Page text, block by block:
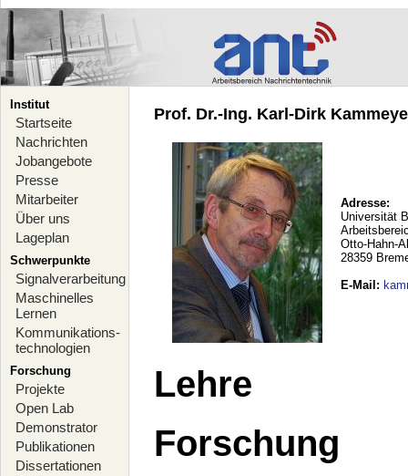
Institut
Startseite
Nachrichten
Jobangebote
Presse
Mitarbeiter
Über uns
Lageplan
Schwerpunkte
Signalverarbeitung
Maschinelles
Lernen
Kommunikations-
technologien
Forschung
Projekte
Open Lab
Demonstrator
Publikationen
Dissertationen
Prof. Dr.-Ing. Karl-Dirk
Adresse:
Universität
Otto-Hahn-
28359
E-Mail :
Lehre
Forschung